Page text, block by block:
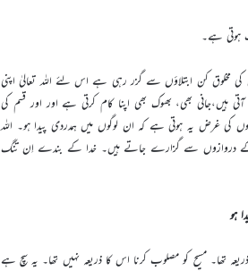
ہوتی ہے۔
مخلوق کن ابتلاؤں سے گزر رہی ہے اس لئے اللہ تعالیٰ اپنی
ہیں،جانی بھی، بھوک بھی اپنا کام کرتی ہے اور اور قسم کی
کی غرض یہ ہوتی ہے کہ ان لوگوں میں ہمدردی پیدا ہو۔ اللہ
دروازوں سے گزارے جاتے ہیں۔ خدا کے بندے اِن تنگ
ہو
تھا۔ مسیح کو مصلوب کرنا اس کا ذریعہ نہیں تھا۔ یہ سچ ہے